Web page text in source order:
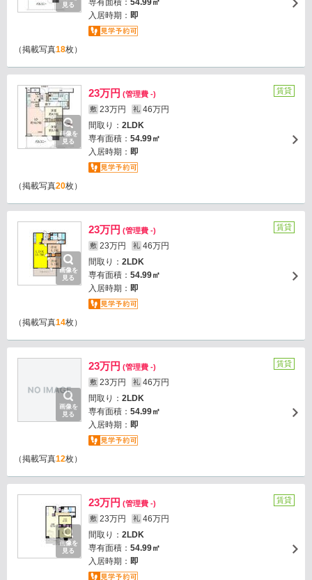
見る
専有面積： 54.99㎡
入居時期： 即
（掲載写真18枚）
画像を
見る
23万円 (管理費 -)
敷 23万円 礼 46万円
間取り： 2LDK
専有面積： 54.99㎡
入居時期： 即
賃貸
（掲載写真20枚）
画像を
見る
23万円 (管理費 -)
敷 23万円 礼 46万円
間取り： 2LDK
専有面積： 54.99㎡
入居時期： 即
賃貸
（掲載写真14枚）
画像を
見る
23万円 (管理費 -)
敷 23万円 礼 46万円
間取り： 2LDK
専有面積： 54.99㎡
入居時期： 即
賃貸
（掲載写真12枚）
画像を
見る
23万円 (管理費 -)
敷 23万円 礼 46万円
間取り： 2LDK
専有面積： 54.99㎡
入居時期： 即
賃貸